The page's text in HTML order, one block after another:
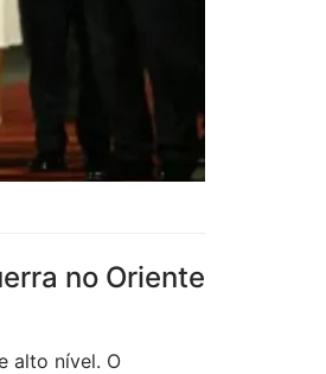
no Oriente
alto nível. O